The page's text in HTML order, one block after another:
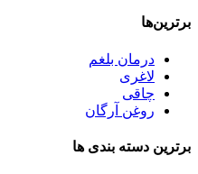
برترین‌ها
درمان بلغم
لاغری
چاقی
روغن آرگان
برترین‌ دسته بندی ها